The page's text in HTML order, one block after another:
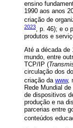
ensino
1990 aos anos
criação de
2023
, p. 46); e o
produtos e
Até a década de
mundo, entre
TCP/IP (
circulação dos
criação da www,
Rede Mundial
de dispositivos
produção e na
parcerias entre
conteúdos